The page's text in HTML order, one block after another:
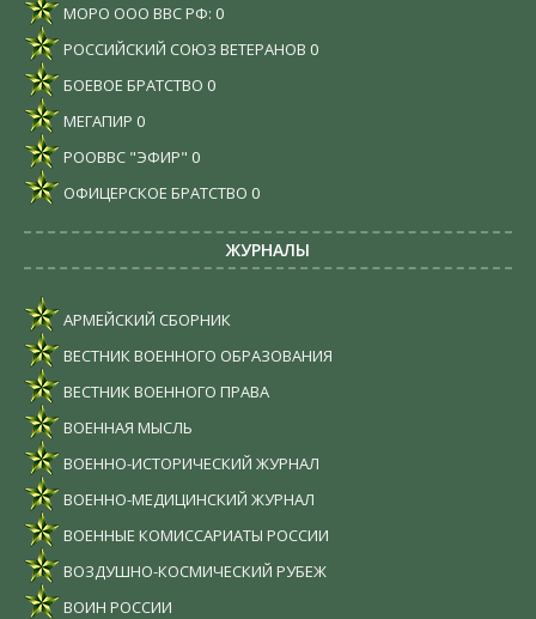
МОРО ООО ВВС РФ: 0
РОССИЙСКИЙ СОЮЗ ВЕТЕРАНОВ 0
БОЕВОЕ БРАТСТВО 0
МЕГАПИР 0
РООВВС "ЭФИР" 0
ОФИЦЕРСКОЕ БРАТСТВО 0
ЖУРНАЛЫ
АРМЕЙСКИЙ СБОРНИК
ВЕСТНИК ВОЕННОГО ОБРАЗОВАНИЯ
ВЕСТНИК ВОЕННОГО ПРАВА
ВОЕННАЯ МЫСЛЬ
ВОЕННО-ИСТОРИЧЕСКИЙ ЖУРНАЛ
ВОЕННО-МЕДИЦИНСКИЙ ЖУРНАЛ
ВОЕННЫЕ КОМИССАРИАТЫ РОССИИ
ВОЗДУШНО-КОСМИЧЕСКИЙ РУБЕЖ
ВОИН РОССИИ